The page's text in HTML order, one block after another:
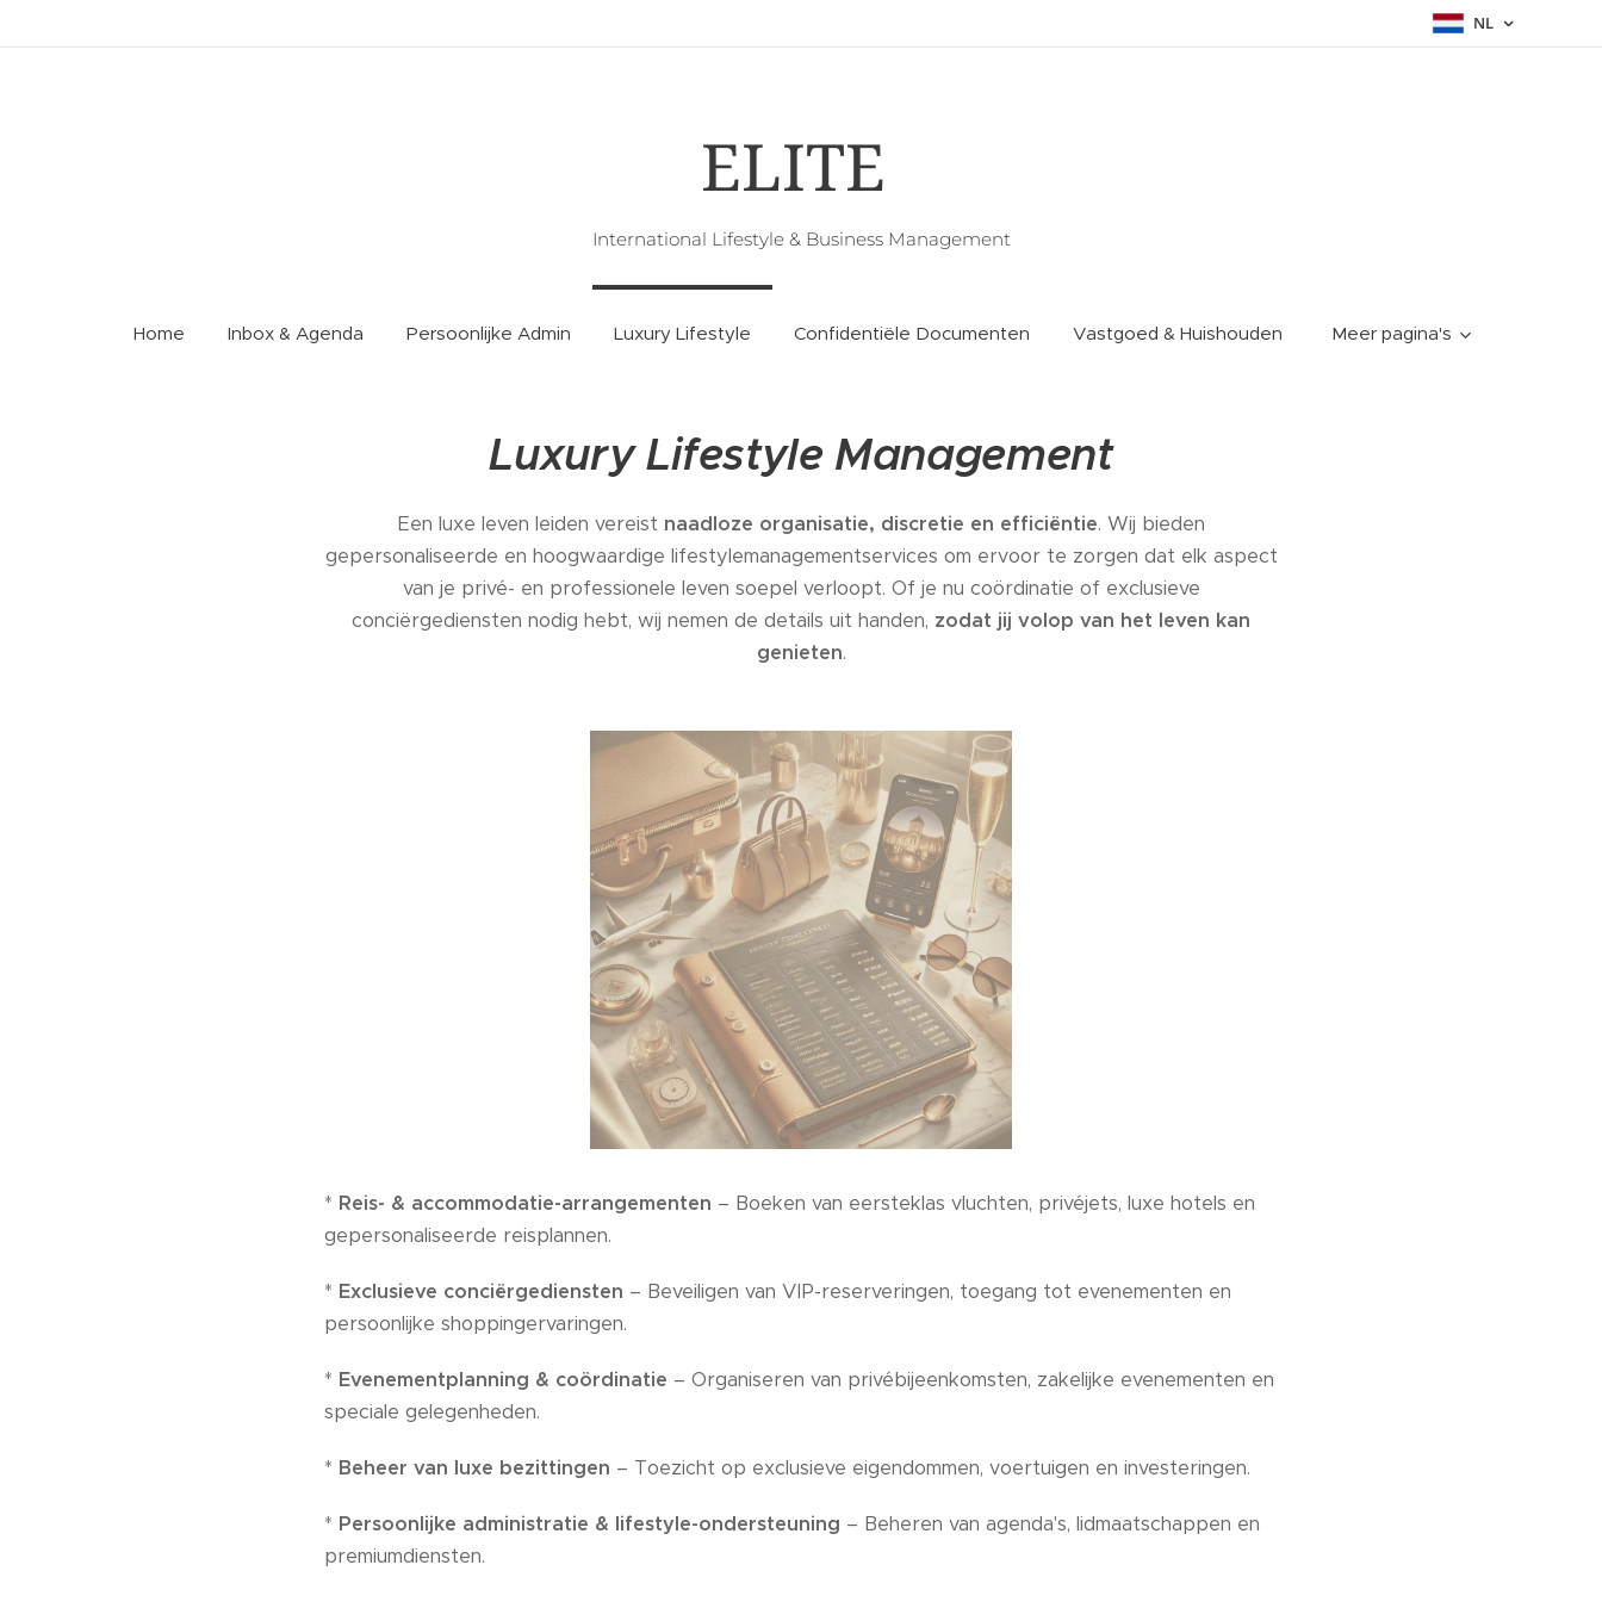
NL
ELITE
International Lifestyle & Business Management
Home Inbox & Agenda Persoonlijke Admin Luxury Lifestyle Confidentiële Documenten Vastgoed & Huishouden Meer pagina's
Luxury Lifestyle Management
Een luxe leven leiden vereist naadloze organisatie, discretie en efficiëntie. Wij bieden
gepersonaliseerde en hoogwaardige lifestylemanagementservices om ervoor te zorgen dat elk aspect
van je privé- en professionele leven soepel verloopt. Of je nu coördinatie of exclusieve
conciërgediensten nodig hebt, wij nemen de details uit handen, zodat jij volop van het leven kan
genieten.
* Reis- & accommodatie-arrangementen – Boeken van eersteklas vluchten, privéjets, luxe hotels en
gepersonaliseerde reisplannen.
* Exclusieve conciërgediensten – Beveiligen van VIP-reserveringen, toegang tot evenementen en
persoonlijke shoppingervaringen.
* Evenementplanning & coördinatie – Organiseren van privébijeenkomsten, zakelijke evenementen en
speciale gelegenheden.
* Beheer van luxe bezittingen – Toezicht op exclusieve eigendommen, voertuigen en investeringen.
* Persoonlijke administratie & lifestyle-ondersteuning – Beheren van agenda's, lidmaatschappen en
premiumdiensten.